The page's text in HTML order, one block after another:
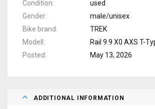
Condition
used
Gender
male/unisex
Bike brand
TREK
Modell
Rail 9.9 X0 AXS T-
Posted
May 13, 2026
ADDITIONAL INFORMATION